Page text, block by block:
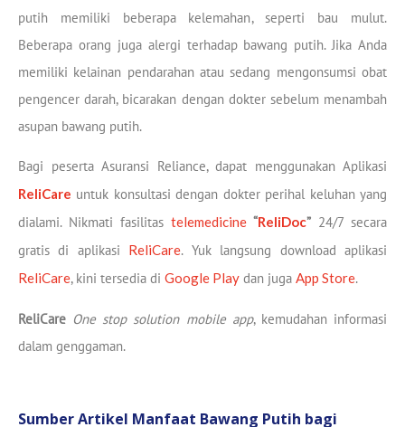
putih memiliki beberapa kelemahan, seperti bau mulut.
Beberapa orang juga alergi terhadap bawang putih. Jika Anda
memiliki kelainan pendarahan atau sedang mengonsumsi obat
pengencer darah, bicarakan dengan dokter sebelum menambah
asupan bawang putih.
Bagi peserta Asuransi Reliance, dapat menggunakan Aplikasi
ReliCare untuk konsultasi dengan dokter perihal keluhan yang
dialami. Nikmati fasilitas telemedicine “ReliDoc” 24/7 secara
gratis di aplikasi ReliCare. Yuk langsung download aplikasi
ReliCare, kini tersedia di Google Play dan juga App Store.
ReliCare One stop solution mobile app, kemudahan informasi
dalam genggaman.
Sumber Artikel Manfaat Bawang Putih bagi